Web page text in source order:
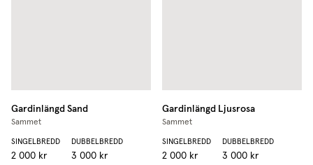
GardinlängdSand
Sammet
SINGELBREDD
2 000 kr
DUBBELBREDD
3 000 kr
Gardinlängd Ljusrosa
Sammet
SINGELBREDD
2 000 kr
DUBBELBREDD
3 000 kr